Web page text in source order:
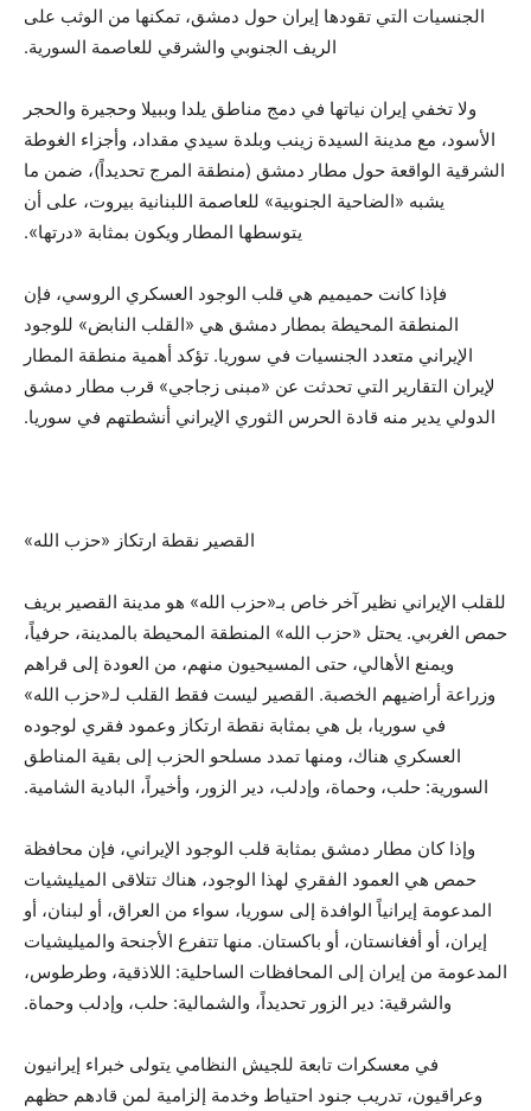
الجنسيات التي تقودها إيران حول دمشق، تمكنها من الوثب على
الريف الجنوبي والشرقي للعاصمة السورية.
ولا تخفي إيران نياتها في دمج مناطق يلدا وببيلا وحجيرة والحجر
الأسود، مع مدينة السيدة زينب وبلدة سيدي مقداد، وأجزاء الغوطة
الشرقية الواقعة حول مطار دمشق (منطقة المرج تحديداً)، ضمن ما
يشبه «الضاحية الجنوبية» للعاصمة اللبنانية بيروت، على أن
يتوسطها المطار ويكون بمثابة «درتها».
فإذا كانت حميميم هي قلب الوجود العسكري الروسي، فإن
المنطقة المحيطة بمطار دمشق هي «القلب النابض» للوجود
الإيراني متعدد الجنسيات في سوريا. تؤكد أهمية منطقة المطار
لإيران التقارير التي تحدثت عن «مبنى زجاجي» قرب مطار دمشق
الدولي يدير منه قادة الحرس الثوري الإيراني أنشطتهم في سوريا.
القصير نقطة ارتكاز «حزب الله»
للقلب الإيراني نظير آخر خاص بـ«حزب الله» هو مدينة القصير بريف
حمص الغربي. يحتل «حزب الله» المنطقة المحيطة بالمدينة، حرفياً،
ويمنع الأهالي، حتى المسيحيون منهم، من العودة إلى قراهم
وزراعة أراضيهم الخصبة. القصير ليست فقط القلب لـ«حزب الله»
في سوريا، بل هي بمثابة نقطة ارتكاز وعمود فقري لوجوده
العسكري هناك، ومنها تمدد مسلحو الحزب إلى بقية المناطق
السورية: حلب، وحماة، وإدلب، دير الزور، وأخيراً، البادية الشامية.
وإذا كان مطار دمشق بمثابة قلب الوجود الإيراني، فإن محافظة
حمص هي العمود الفقري لهذا الوجود، هناك تتلاقى الميليشيات
المدعومة إيرانياً الوافدة إلى سوريا، سواء من العراق، أو لبنان، أو
إيران، أو أفغانستان، أو باكستان. منها تتفرع الأجنحة والميليشيات
المدعومة من إيران إلى المحافظات الساحلية: اللاذقية، وطرطوس،
والشرقية: دير الزور تحديداً، والشمالية: حلب، وإدلب وحماة.
في معسكرات تابعة للجيش النظامي يتولى خبراء إيرانيون
وعراقيون، تدريب جنود احتياط وخدمة إلزامية لمن قادهم حظهم